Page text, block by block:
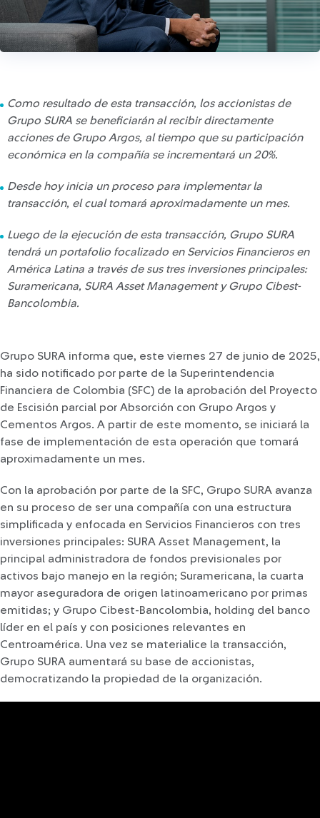
Como resultado de esta transacción, los accionistas de
Grupo SURA se beneficiarán al recibir directamente
acciones de Grupo Argos, al tiempo que su participación
económica en la compañía se incrementará un 20%.
Desde hoy inicia un proceso para implementar la
transacción, el cual tomará aproximadamente un mes.
Luego de la ejecución de esta transacción, Grupo SURA
tendrá un portafolio focalizado en Servicios Financieros en
América Latina a través de sus tres inversiones principales:
Suramericana, SURA Asset Management y Grupo Cibest-
Bancolombia.
Grupo SURA informa que, este viernes 27 de junio de 2025,
ha sido notificado por parte de la Superintendencia
Financiera de Colombia (SFC) de la aprobación del Proyecto
de Escisión parcial por Absorción con Grupo Argos y
Cementos Argos. A partir de este momento, se iniciará la
fase de implementación de esta operación que tomará
aproximadamente un mes.
Con la aprobación por parte de la SFC, Grupo SURA avanza
en su proceso de ser una compañía con una estructura
simplificada y enfocada en Servicios Financieros con tres
inversiones principales: SURA Asset Management, la
principal administradora de fondos previsionales por
activos bajo manejo en la región; Suramericana, la cuarta
mayor aseguradora de origen latinoamericano por primas
emitidas; y Grupo Cibest-Bancolombia, holding del banco
líder en el país y con posiciones relevantes en
Centroamérica. Una vez se materialice la transacción,
Grupo SURA aumentará su base de accionistas,
democratizando la propiedad de la organización.